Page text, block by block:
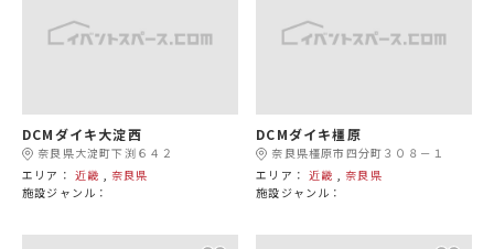
DCMダイキ大淀西
奈良県大淀町下渕６４２
エリア： 近畿
奈良県
施設ジャンル：
DCMダイキ橿原
奈良県橿原市四分町３０８－１
エリア：近畿
奈良県
施設ジャンル：